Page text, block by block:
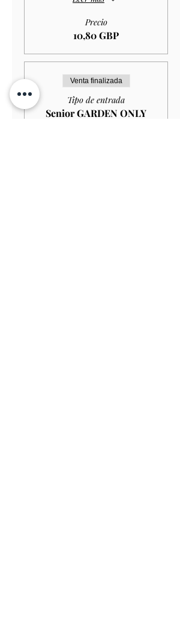
Precio
10,80 GBP
Venta finalizada
Tipo de entrada
Senior GARDEN ONLY